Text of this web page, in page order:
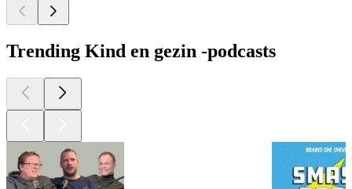
Trending Kind en gezin -podcasts